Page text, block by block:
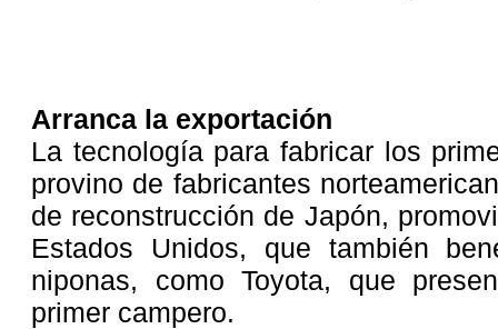
Arranca la exportación
La tecnología para fabricar los
provino de fabricantes
de reconstrucción de Japón,
Estados Unidos, que también
niponas, como Toyota, que
primer campero.